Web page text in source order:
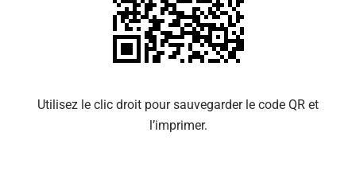
Utilisez le clic droit pour sauvegarder le code QR et
l’imprimer.